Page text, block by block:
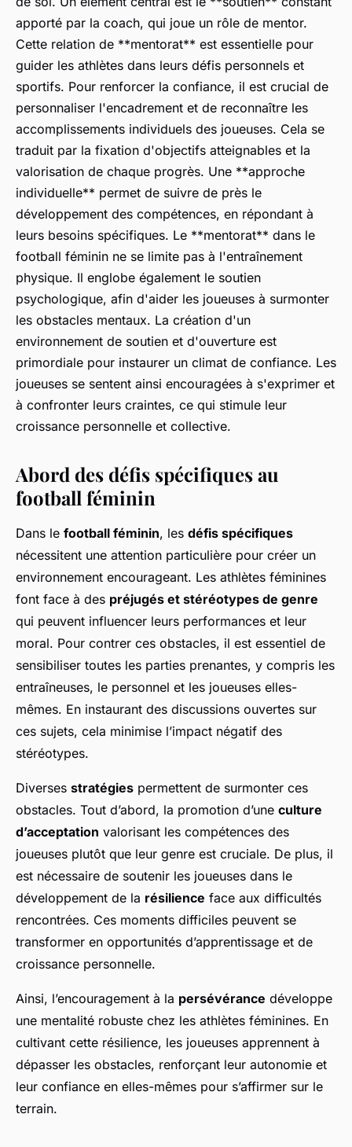
apporté par la coach, qui joue un rôle de mentor.
Cette relation de **mentorat** est essentielle pour
guider les athlètes dans leurs défis personnels et
sportifs. Pour renforcer la confiance, il est crucial de
personnaliser l'encadrement et de reconnaître les
accomplissements individuels des joueuses. Cela se
traduit par la fixation d'objectifs atteignables et la
valorisation de chaque progrès. Une **approche
individuelle** permet de suivre de près le
développement des compétences, en répondant à
leurs besoins spécifiques. Le **mentorat** dans le
football féminin ne se limite pas à l'entraînement
physique. Il englobe également le soutien
psychologique, afin d'aider les joueuses à surmonter
les obstacles mentaux. La création d'un
environnement de soutien et d'ouverture est
primordiale pour instaurer un climat de confiance. Les
joueuses se sentent ainsi encouragées à s'exprimer et
à confronter leurs craintes, ce qui stimule leur
croissance personnelle et collective.
Abord des défis spécifiques au
football féminin
Dans le football féminin, les défis spécifiques
nécessitent une attention particulière pour créer un
environnement encourageant. Les athlètes féminines
font face à des préjugés et stéréotypes de genre
qui peuvent influencer leurs performances et leur
moral. Pour contrer ces obstacles, il est essentiel de
sensibiliser toutes les parties prenantes, y compris les
entraîneuses, le personnel et les joueuses elles-
mêmes. En instaurant des discussions ouvertes sur
ces sujets, cela minimise l’impact négatif des
stéréotypes.
Diverses stratégies permettent de surmonter ces
obstacles. Tout d’abord, la promotion d’une culture
d’acceptation valorisant les compétences des
joueuses plutôt que leur genre est cruciale. De plus, il
est nécessaire de soutenir les joueuses dans le
développement de la résilience face aux difficultés
rencontrées. Ces moments difficiles peuvent se
transformer en opportunités d’apprentissage et de
croissance personnelle.
Ainsi, l’encouragement à la persévérance développe
une mentalité robuste chez les athlètes féminines. En
cultivant cette résilience, les joueuses apprennent à
dépasser les obstacles, renforçant leur autonomie et
leur confiance en elles-mêmes pour s’affirmer sur le
terrain.